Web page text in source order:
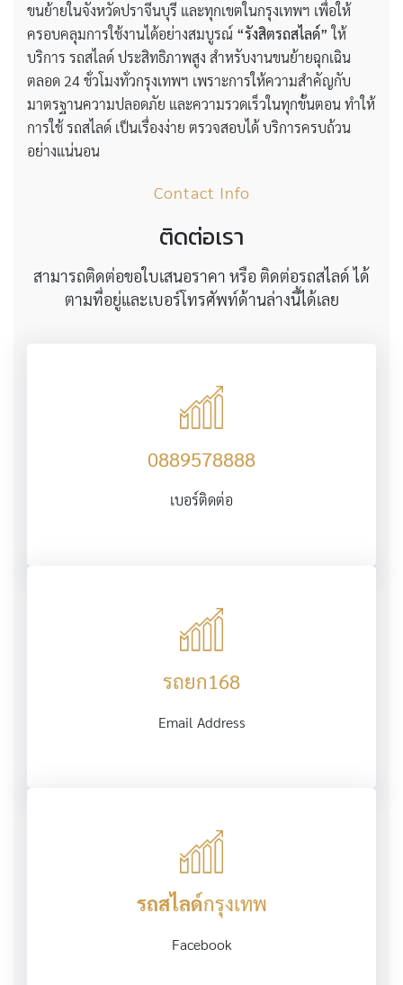
ขนย้ายในจังหวัดปราจีนบุรี และทุกเขตในกรุงเทพฯ เพื่อให้
ครอบคลุมการใช้งานได้อย่างสมบูรณ์ “รังสิตรถสไลด์” ให้
บริการ รถสไลด์ ประสิทธิภาพสูง สำหรับงานขนย้ายฉุกเฉิน
ตลอด 24 ชั่วโมงทั่วกรุงเทพฯ เพราะการให้ความสำคัญกับ
มาตรฐานความปลอดภัย และความรวดเร็วในทุกขั้นตอน ทำให้
การใช้ รถสไลด์ เป็นเรื่องง่าย ตรวจสอบได้ บริการครบถ้วน
อย่างแน่นอน
Contact Info
ติดต่อเรา
สามารถติดต่อขอใบเสนอราคา หรือ ติดต่อรถสไลด์ ได้
ตามที่อยู่และเบอร์โทรศัพท์ด้านล่างนี้ได้เลย
0889578888
เบอร์ติดต่อ
รถยก168
Email Address
รถสไลด์กรุงเทพ
Facebook